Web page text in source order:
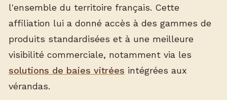
l'ensemble du territoire français. Cette
affiliation lui a donné accès à des gammes de
produits standardisées et à une meilleure
visibilité commerciale, notamment via les
solutions de baies vitrées intégrées aux
vérandas.